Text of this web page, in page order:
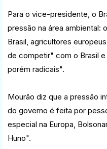
Para o vice-presidente, o
pressão na área ambiental:
Brasil, agricultores
de competir" com o Brasil
porém radicais".
Mourão diz que a pressão
do governo é feita por
especial na Europa,
Huno".